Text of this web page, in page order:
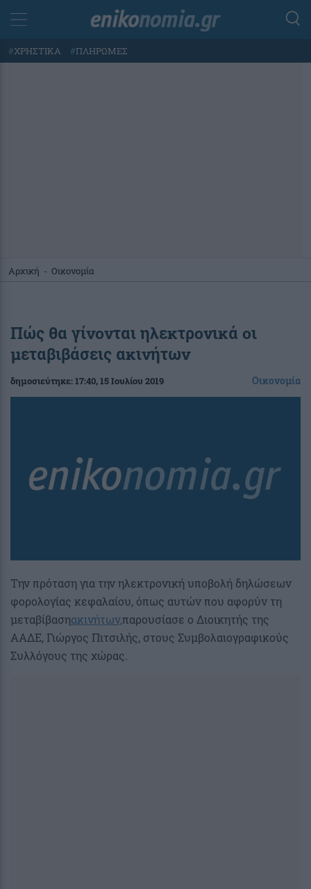
#ΧΡΗΣΤΙΚΑ #ΠΛΗΡΩΜΕΣ
Αρχική - Οικονομία
Πώς θα γίνονται ηλεκτρονικά οι
μεταβιβάσεις ακινήτων
δημοσιεύτηκε:17:40, 15 Ιουλίου 2019 Οικονομία
Tην πρόταση για την ηλεκτρονική υποβολή δηλώσεων
φορολογίας κεφαλαίου, όπως αυτών που αφορύν τη
μεταβίβασηακινήτων,παρουσίασε ο Διοικητής της
ΑΑΔΕ, Γιώργος Πιτσιλής, στους Συμβολαιογραφικούς
Συλλόγους της χώρας.